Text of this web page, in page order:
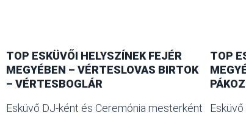
TOP ESKÜVŐI HELYSZÍNEK FEJÉR
MEGYÉBEN – VÉRTESLOVAS BIRTOK
– VÉRTESBOGLÁR
Esküvő DJ-ként és Ceremónia mesterként
TOP